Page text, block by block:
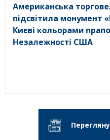
Американська
підсвітила монумент
Києві кольорами
Незалежності США